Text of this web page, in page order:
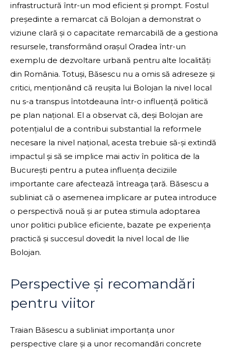
infrastructură într-un mod eficient și prompt. Fostul
președinte a remarcat că Bolojan a demonstrat o
viziune clară și o capacitate remarcabilă de a gestiona
resursele, transformând orașul Oradea într-un
exemplu de dezvoltare urbană pentru alte localități
din România. Totuși, Băsescu nu a omis să adreseze și
critici, menționând că reușita lui Bolojan la nivel local
nu s-a transpus întotdeauna într-o influență politică
pe plan național. El a observat că, deși Bolojan are
potențialul de a contribui substantial la reformele
necesare la nivel național, acesta trebuie să-și extindă
impactul și să se implice mai activ în politica de la
București pentru a putea influența deciziile
importante care afectează întreaga țară. Băsescu a
subliniat că o asemenea implicare ar putea introduce
o perspectivă nouă și ar putea stimula adoptarea
unor politici publice eficiente, bazate pe experiența
practică și succesul dovedit la nivel local de Ilie
Bolojan.
Perspective și recomandări
pentru viitor
Traian Băsescu a subliniat importanța unor
perspective clare și a unor recomandări concrete